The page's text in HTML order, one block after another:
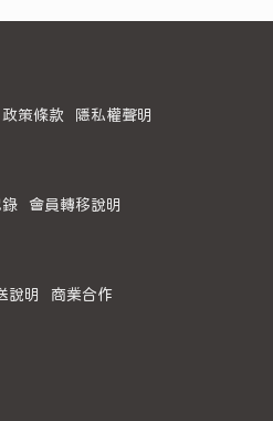
政策條款 隱私權聲明
會員轉移說明
說明 商業合作